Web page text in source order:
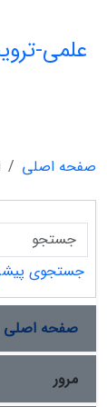
علمی-
صفحه اصلی
جستجوی
صفحه اصلی
مرور